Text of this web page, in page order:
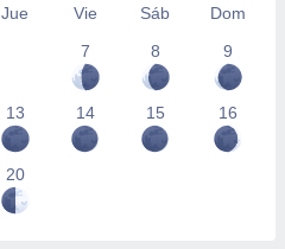
Jue Vie Sáb
Dom
7
8 9
13 14 15 16
20